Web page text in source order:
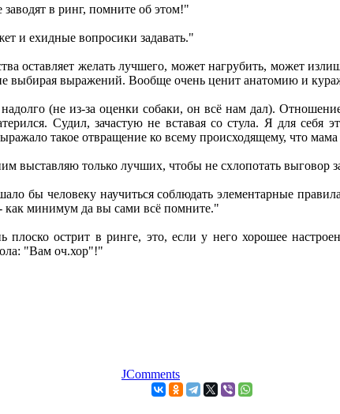
в ринг, помните об этом!"
и ехидные вопросики задавать."
оставляет желать лучшего, может нагрубить, может
выбирая выражений. Вообще очень ценит анатомию и
(не из-за оценки собаки, он всё нам дал).
Судил, зачастую не вставая со стула. Я для себя
такое отвращение ко всему происходящему, что мама
только лучших, чтобы не схлопотать выговор
бы человеку научиться соблюдать элементарные
как минимум да вы сами всё помните."
острит в ринге, это, если у него хорошее
"Вам оч.хор"!"
JComments